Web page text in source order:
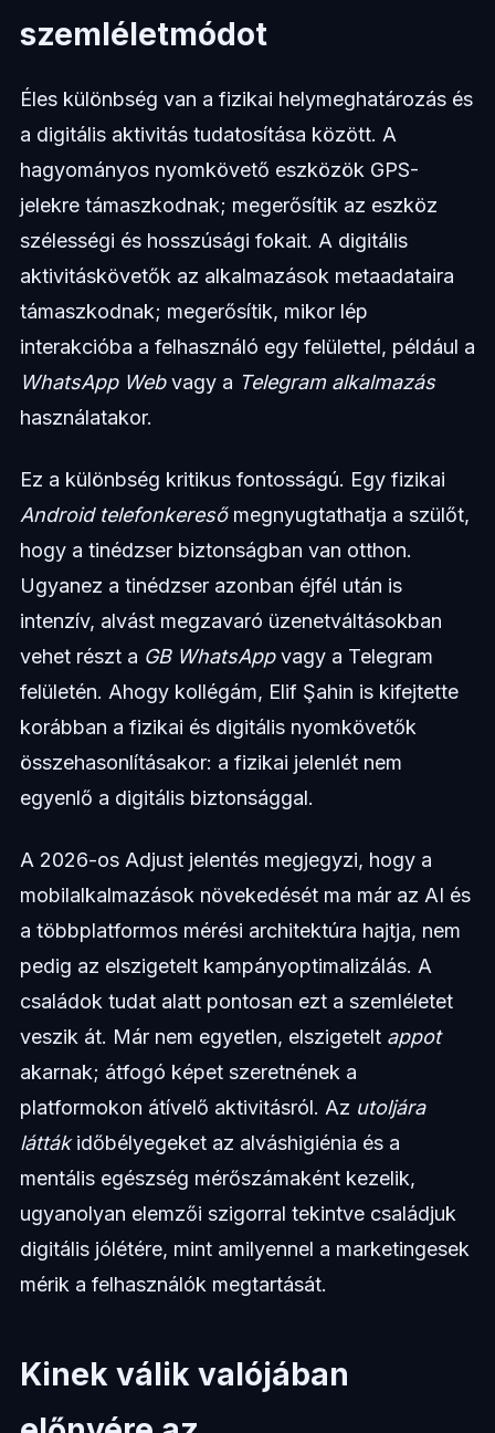
szemléletmódot
Éles különbség van a fizikai helymeghatározás és
a digitális aktivitás tudatosítása között. A
hagyományos nyomkövető eszközök GPS-
jelekre támaszkodnak; megerősítik az eszköz
szélességi és hosszúsági fokait. A digitális
aktivitáskövetők az alkalmazások metaadataira
támaszkodnak; megerősítik, mikor lép
interakcióba a felhasználó egy felülettel, például a
WhatsApp Webvagy a Telegram alkalmazás
használatakor.
Ez a különbség kritikus fontosságú. Egy fizikai
Android telefonkeresőmegnyugtathatja a szülőt,
hogy a tinédzser biztonságban van otthon.
Ugyanez a tinédzser azonban éjfél után is
intenzív, alvást megzavaró üzenetváltásokban
vehet részt a GB WhatsAppvagy a Telegram
felületén. Ahogy kollégám, Elif Şahin is kifejtette
korábban a fizikai és digitális nyomkövetők
összehasonlításakor: a fizikai jelenlét nem
egyenlő a digitális biztonsággal.
A 2026-os Adjust jelentés megjegyzi, hogy a
mobilalkalmazások növekedését ma már az AI és
a többplatformos mérési architektúra hajtja, nem
pedig az elszigetelt kampányoptimalizálás. A
családok tudat alatt pontosan ezt a szemléletet
veszik át. Már nem egyetlen, elszigetelt appot
akarnak; átfogó képet szeretnének a
platformokon átívelő aktivitásról. Az utoljára
láttákidőbélyegeket az alváshigiénia és a
mentális egészség mérőszámaként kezelik,
ugyanolyan elemzői szigorral tekintve családjuk
digitális jólétére, mint amilyennel a marketingesek
mérik a felhasználók megtartását.
Kinek válik valójában